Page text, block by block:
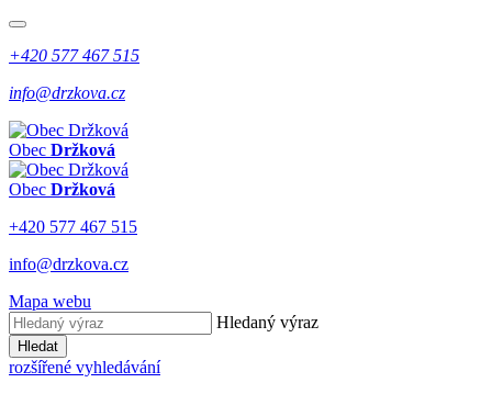
+420 577 467 515
info@drzkova.cz
Obec Držková
Obec Držková
+420 577 467 515
info@drzkova.cz
Mapa webu
Hledaný výraz
Hledat
rozšířené vyhledávání